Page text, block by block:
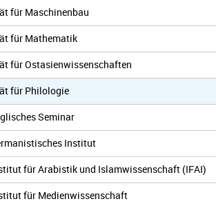
für Maschinenbau
für Mathematik
für Ostasienwissenschaften
für Philologie
Seminar
Institut
für Arabistik und Islamwissenschaft (IFAI)
für Medienwissenschaft